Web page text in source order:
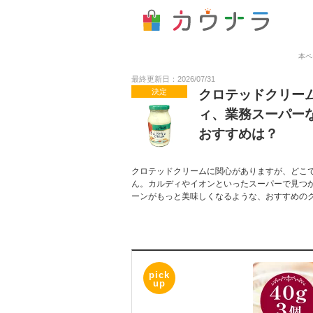
本
最終更新日：2026/07/31
決定
クロテッドクリー
ィ、業務スーパー
おすすめは？
クロテッドクリームに関心がありますが、ど
ん。カルディやイオンといったスーパーで見
ーンがもっと美味しくなるような、おすすめ
pick
up